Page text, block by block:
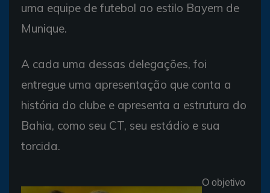
uma equipe de futebol ao estilo Bayern de
Munique.
A cada uma dessas delegações, foi
entregue uma apresentação que conta a
história do clube e apresenta a estrutura do
Bahia, como seu CT, seu estádio e sua
torcida.
O objetivo